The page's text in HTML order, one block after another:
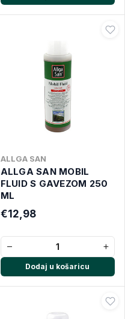
ALLGA SAN
ALLGA SAN MOBIL
FLUID S GAVEZOM 250
ML
€12,98
− +
Dodaj u košaricu